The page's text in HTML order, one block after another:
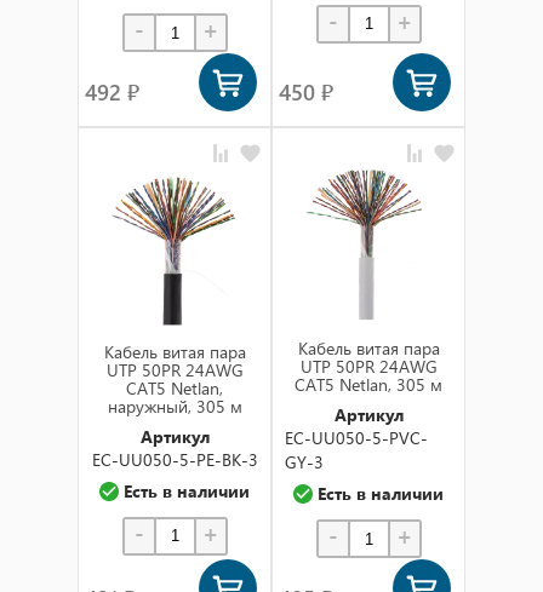
- +
492 ₽
- +
450 ₽
Кабель витая пара
UTP 50PR 24AWG
CAT5 Netlan,
наружный, 305 м
Артикул
EC-UU050-5-PE-BK-3
Есть в наличии
- +
Кабель витая пара
UTP 50PR 24AWG
CAT5 Netlan, 305 м
Артикул
EC-UU050-5-PVC-
GY-3
Есть в наличии
- +